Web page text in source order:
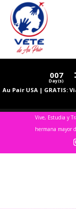
007
Day(s) :
Au Pair USA | GRATIS:
Vive, Estudia y
hermana mayor